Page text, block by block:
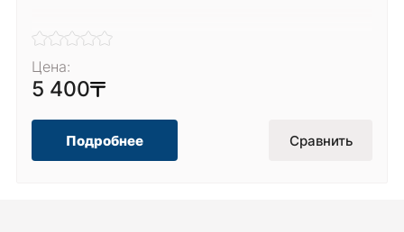
Сравнить Подробнее